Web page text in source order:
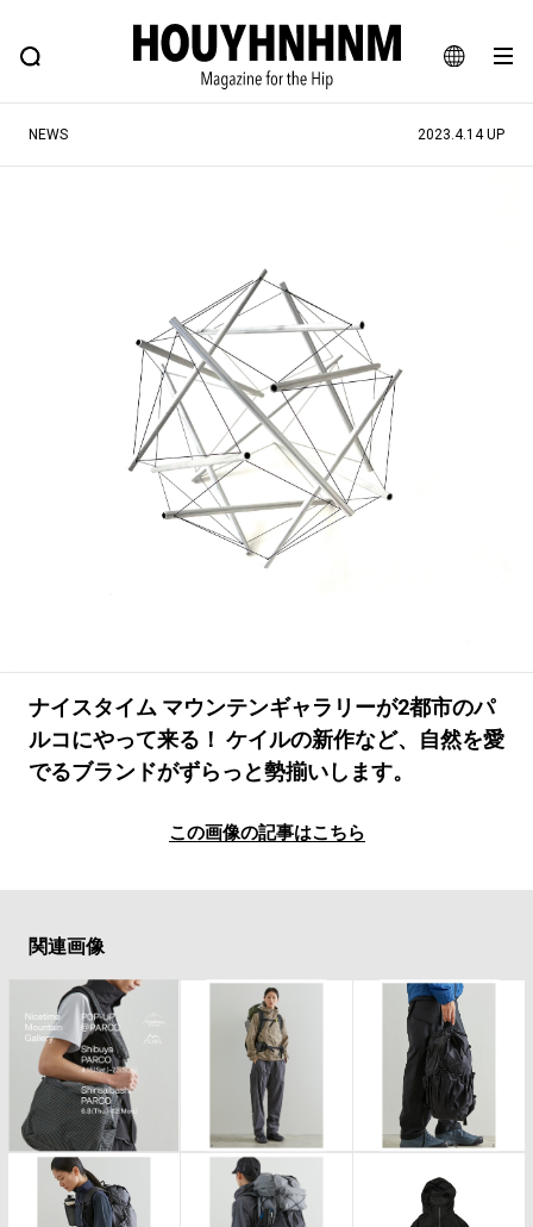
JA
EN
FEATURE BLOG SNAP
ヒップなファッション、カルチャー、ライフスタイルWEBマガジン
#ESSENTIAL DESIGNS #古着サミット
#NEW VINTAGE #マイナーグッド図鑑
#路地裏てぃーん。 #MONTHLY JOURNAL
#GH 銘品の所以 #フイナムのYouTube
#Commune H #FOCUS IT #AH.H
#FASHION #MUSIC #MOVIE
#SNEAKER #OUTDOOR
#HANDSOME HANDBOOK
NEWS 2023.4.14 UP
ナイスタイム マウンテンギャラリーが2都市のパ
ルコにやって来る！ ケイルの新作など、自然を愛
でるブランドがずらっと勢揃いします。
この画像の記事はこちら
関連画像